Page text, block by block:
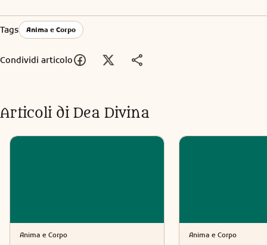
Tags Anima e Corpo
Condividi articolo
Articoli di Dea Divina
Anima e Corpo Anima e Corpo